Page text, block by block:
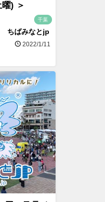
) ＞
千葉
ちばみなとjp
2022/1/11